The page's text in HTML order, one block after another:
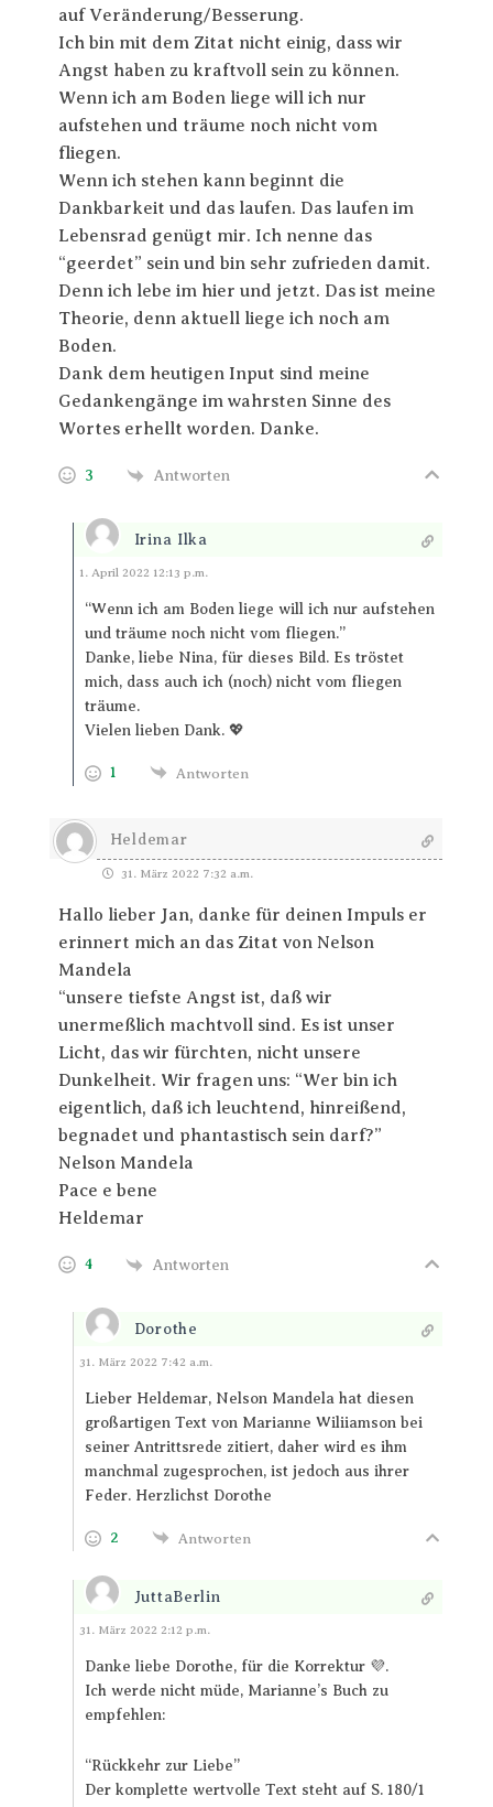
auf Veränderung/Besserung.
Ich bin mit dem Zitat nicht einig, dass wir
Angst haben zu kraftvoll sein zu können.
Wenn ich am Boden liege will ich nur
aufstehen und träume noch nicht vom
fliegen.
Wenn ich stehen kann beginnt die
Dankbarkeit und das laufen. Das laufen im
Lebensrad genügt mir. Ich nenne das
“geerdet” sein und bin sehr zufrieden damit.
Denn ich lebe im hier und jetzt. Das ist meine
Theorie, denn aktuell liege ich noch am
Boden.
Dank dem heutigen Input sind meine
Gedankengänge im wahrsten Sinne des
Wortes erhellt worden. Danke.
3 Antworten
Irina Ilka
Antworten
1. April 2022 12:13 p.m.
“Wenn ich am Boden liege will ich nur aufstehen
und träume noch nicht vom fliegen.”
Danke, liebe Nina, für dieses Bild. Es tröstet
mich, dass auch ich (noch) nicht vom fliegen
träume.
Vielen lieben Dank. 💖
1 Antworten
Heldemar
31. März 2022 7:32 a.m.
Hallo lieber Jan, danke für deinen Impuls er
erinnert mich an das Zitat von Nelson
Mandela
“unsere tiefste Angst ist, daß wir
unermeßlich machtvoll sind. Es ist unser
Licht, das wir fürchten, nicht unsere
Dunkelheit. Wir fragen uns: “Wer bin ich
eigentlich, daß ich leuchtend, hinreißend,
begnadet und phantastisch sein darf?”
Nelson Mandela
Pace e bene
Heldemar
4 Antworten
Dorothe
Antworten
31. März 2022 7:42 a.m.
Lieber Heldemar, Nelson Mandela hat diesen
großartigen Text von Marianne Wiliiamson bei
seiner Antrittsrede zitiert, daher wird es ihm
manchmal zugesprochen, ist jedoch aus ihrer
Feder. Herzlichst Dorothe
2 Antworten
JuttaBerlin
Antworten
31. März 2022 2:12 p.m.
Danke liebe Dorothe, für die Korrektur 💜.
Ich werde nicht müde, Marianne’s Buch zu
empfehlen:
“Rückkehr zur Liebe”
Der komplette wertvolle Text steht auf S. 180/1